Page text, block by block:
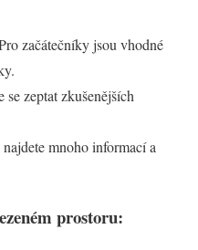
začátečníky jsou vhodné
se zeptat zkušenějších
mnoho informací a
prostoru: